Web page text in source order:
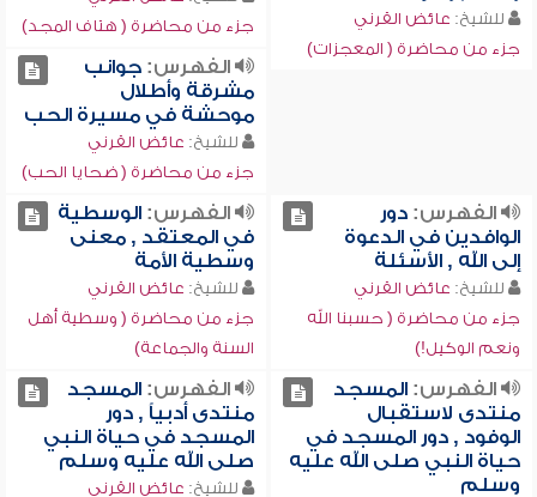
للشيخ: عائض القرني
جزء من محاضرة ( المعجزات)
جزء من محاضرة ( هتاف المجد)
الفهرس:جوانب
مشرقة وأطلال
موحشة في مسيرة الحب
للشيخ: عائض القرني
جزء من محاضرة ( ضحايا الحب)
الفهرس:دور
الوافدين في الدعوة
إلى الله , الأسئلة
للشيخ: عائض القرني
جزء من محاضرة ( حسبنا الله
ونعم الوكيل!)
الفهرس:الوسطية
في المعتقد , معنى
وسطية الأمة
للشيخ: عائض القرني
جزء من محاضرة ( وسطية أهل
السنة والجماعة)
الفهرس:المسجد
منتدى لاستقبال
الوفود , دور المسجد في
حياة النبي صلى الله عليه
وسلم
الفهرس:المسجد
منتدى أدبياً , دور
المسجد في حياة النبي
صلى الله عليه وسلم
للشيخ: عائض القرني